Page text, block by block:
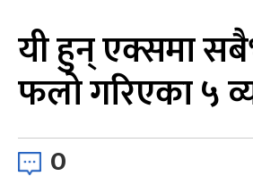
यी हुन् एक्समा
फलो गरिएका ५
0